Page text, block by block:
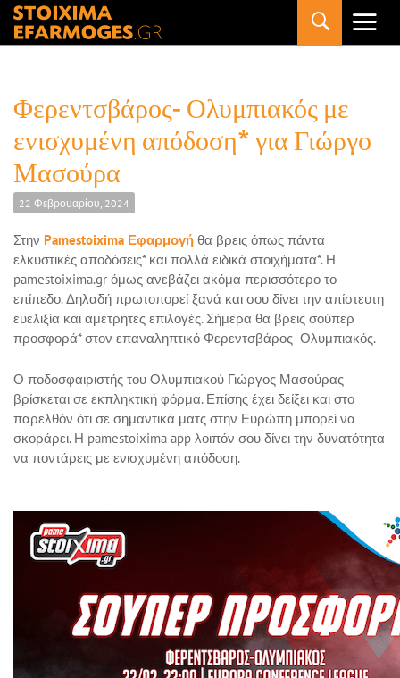
Φερεντσβάρος- Ολυμπιακός με
ενισχυμένη απόδοση* για Γιώργο
Μασούρα
22 Φεβρουαρίου, 2024
Στην Pamestoixima Εφαρμογή θα βρεις όπως πάντα
ελκυστικές αποδόσεις* και πολλά ειδικά στοιχήματα*. Η
pamestoixima.gr όμως ανεβάζει ακόμα περισσότερο το
επίπεδο. Δηλαδή πρωτοπορεί ξανά και σου δίνει την απίστευτη
ευελιξία και αμέτρητες επιλογές. Σήμερα θα βρεις σούπερ
προσφορά* στον επαναληπτικό Φερεντσβάρος- Ολυμπιακός.
Ο ποδοσφαιριστής του Ολυμπιακού Γιώργος Μασούρας
βρίσκεται σε εκπληκτική φόρμα. Επίσης έχει δείξει και στο
παρελθόν ότι σε σημαντικά ματς στην Ευρώπη μπορεί να
σκοράρει. Η pamestoixima app λοιπόν σου δίνει την δυνατότητα
να ποντάρεις με ενισχυμένη απόδοση.